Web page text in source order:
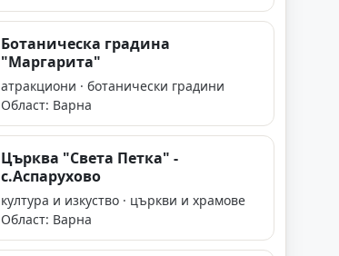
Ботаническа градина
"Мaргарита"
атракциони · ботанически градини
Област: Варна
Църква "Света Петка" -
с.Аспарухово
култура и изкуство · църкви и храмове
Област: Варна